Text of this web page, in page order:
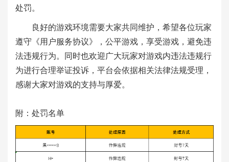
处罚。
良好的游戏环境需要大家共同维护，希望各位玩家
遵守《用户服务协议》，公平游戏，享受游戏，避免违
法违规行为。同时也欢迎广大玩家对游戏内违法违规行
为进行合理举证投诉，平台会依据相关法律法规受理，
感谢大家对游戏的支持与厚爱。
附：处罚名单